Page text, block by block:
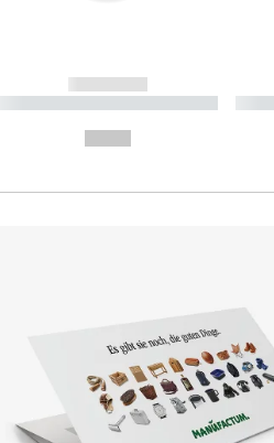
------------
----------- ----------- ----------